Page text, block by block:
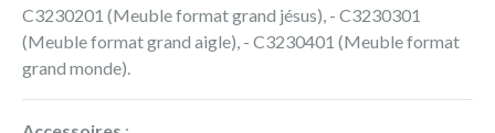
C3230201 (Meuble format grand jésus), - C3230301
(Meuble format grand aigle), - C3230401 (Meuble format
grand monde).